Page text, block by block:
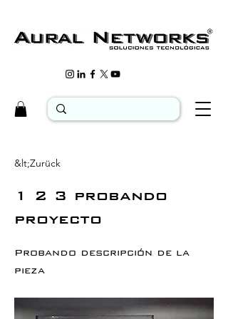
&lt;Zurück
1 2 3 probando
proyecto
Probando descripción de la
pieza